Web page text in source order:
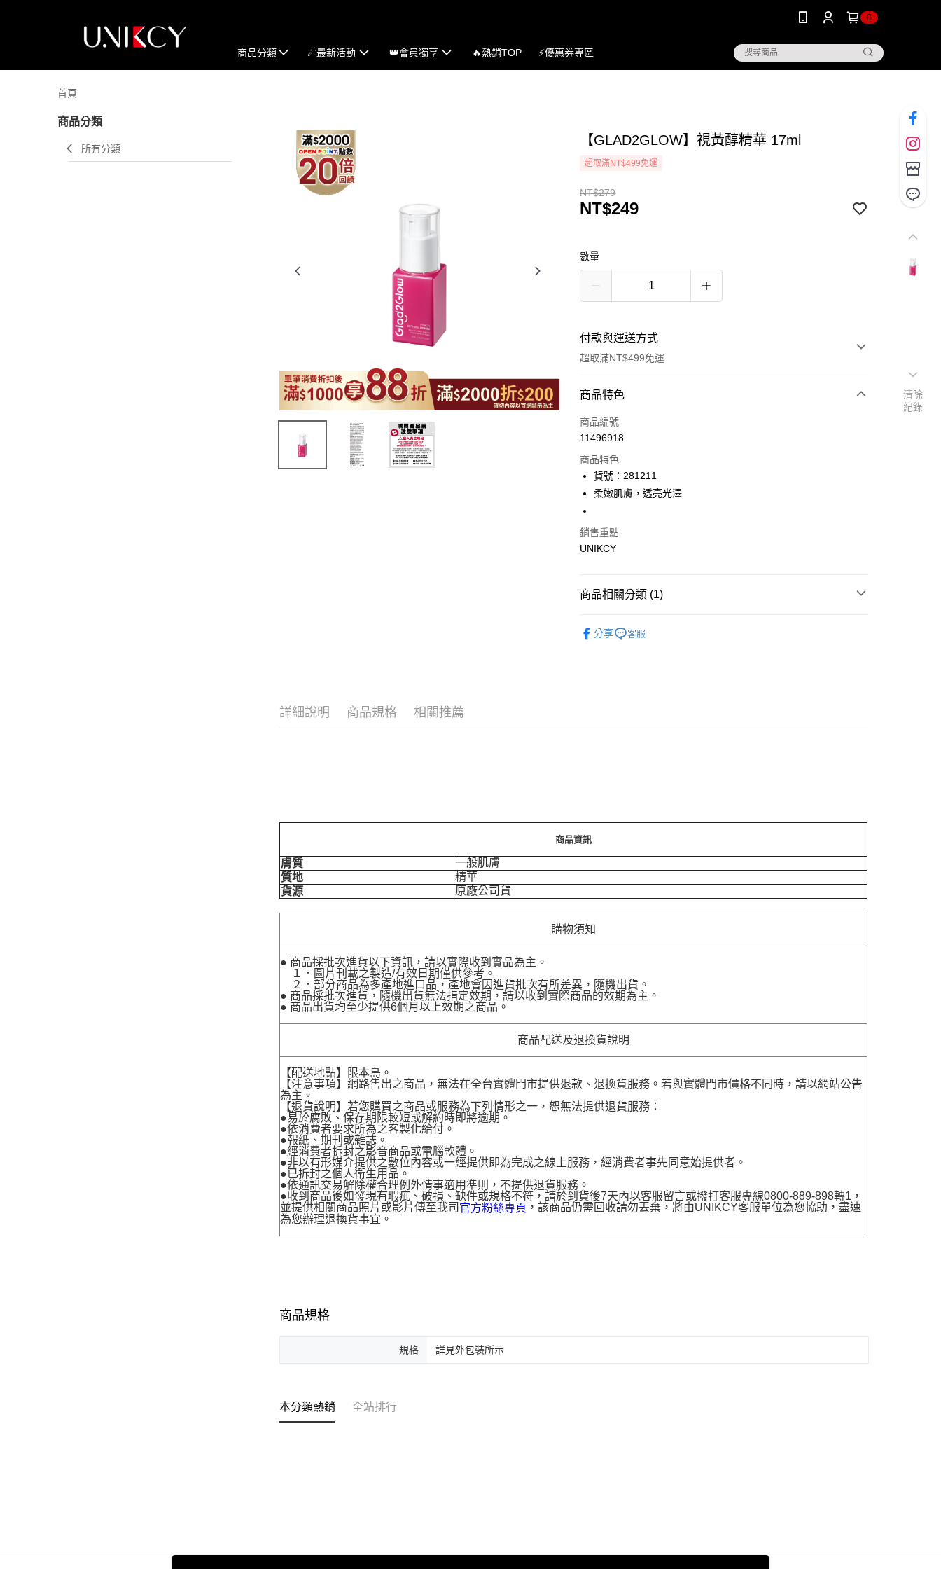
0
商品分類 ☄最新活動 👑會員獨享 🔥熱銷TOP ⚡優惠券專區
首頁
商品分類
所有分類
【GLAD2GLOW】視黃醇精華 17ml
超取滿NT$499免運
NT$279
NT$249
數量
付款與運送方式
超取滿NT$499免運
付款方式
icash Pay
超商取貨付款
LINE Pay
街口支付
Google Pay
商品特色
商品編號
11496918
商品特色
貨號：281211
柔嫩肌膚，透亮光澤
銷售重點
UNIKCY
商品相關分類 (1)
分享
客服
詳細說明 商品規格 相關推薦
商品資訊
膚質
一般肌膚
質地
精華
貨源
原廠公司貨
購物須知
● 商品採批次進貨以下資訊，請以實際收到實品為主。
１．圖片刊載之製造/有效日期僅供參考。
２．部分商品為多產地進口品，產地會因進貨批次有所差異，隨機出貨。
● 商品採批次進貨，隨機出貨無法指定效期，請以收到實際商品的效期為主。
● 商品出貨均至少提供6個月以上效期之商品。
商品配送及退換貨說明
【配送地點】限本島。
【注意事項】網路售出之商品，無法在全台實體門市提供退款、退換貨服務。若與實體門市價格不同時，請以網站公告
為主。
【退貨說明】若您購買之商品或服務為下列情形之一，恕無法提供退貨服務：
●易於腐敗、保存期限較短或解約時即將逾期。
●依消費者要求所為之客製化給付。
●報紙、期刊或雜誌。
●經消費者拆封之影音商品或電腦軟體。
●非以有形媒介提供之數位內容或一經提供即為完成之線上服務，經消費者事先同意始提供者。
●已拆封之個人衛生用品。
●依通訊交易解除權合理例外情事適用準則，不提供退貨服務。
●收到商品後如發現有瑕疵、破損、缺件或規格不符，請於到貨後7天內以客服留言或撥打客服專線0800-889-898轉1，
並提供相關商品照片或影片傳至我司 官方粉絲專頁 ，該商品仍需回收請勿丟棄，將由UNIKCY客服單位為您協助，盡速
為您辦理退換貨事宜。
商品規格
規格 詳見外包裝所示
本分類熱銷 全站排行
清除
紀錄